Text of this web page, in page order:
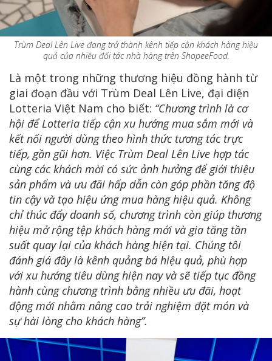
Trùm Deal Lên Live đang trở thành kênh tiếp cận khách hàng hiệu
quả của nhiều đối tác nhà hàng trên ShopeeFood.
Là một trong những thương hiệu đồng hành từ
giai đoạn đầu với Trùm Deal Lên Live, đại diện
Lotteria Việt Nam cho biết: “Chương trình là cơ
hội để Lotteria tiếp cận xu hướng mua sắm mới và
kết nối người dùng theo hình thức tương tác trực
tiếp, gần gũi hơn. Việc Trùm Deal Lên Live hợp tác
cùng các khách mời có sức ảnh hưởng để giới thiệu
sản phẩm và ưu đãi hấp dẫn còn góp phần tăng độ
tin cậy và tạo hiệu ứng mua hàng hiệu quả. Không
chỉ thúc đẩy doanh số, chương trình còn giúp thương
hiệu mở rộng tệp khách hàng mới và gia tăng tần
suất quay lại của khách hàng hiện tại. Chúng tôi
đánh giá đây là kênh quảng bá hiệu quả, phù hợp
với xu hướng tiêu dùng hiện nay và sẽ tiếp tục đồng
hành cùng chương trình bằng nhiều ưu đãi, hoạt
động mới nhằm nâng cao trải nghiệm đặt món và
sự hài lòng cho khách hàng”.